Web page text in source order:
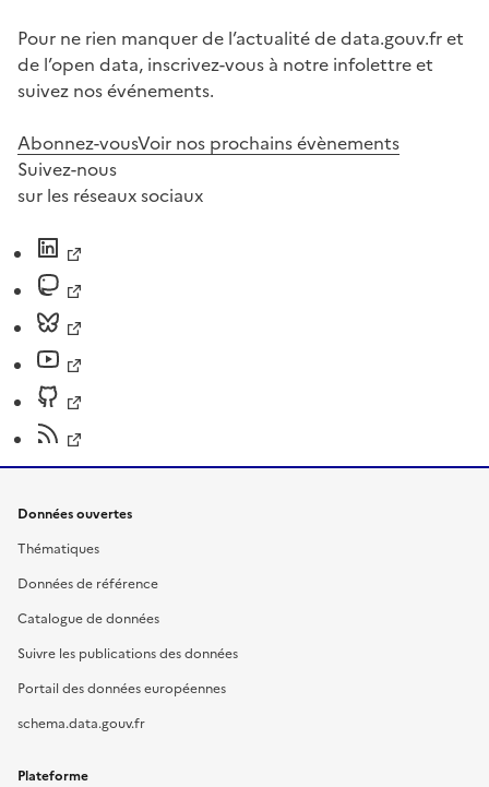
Pour ne rien manquer de l’actualité de data.gouv.fr et
de l’open data, inscrivez-vous à notre infolettre et
suivez nos événements.
Abonnez-vousVoir nos prochains évènements
Suivez-nous
sur les réseaux sociaux
Données ouvertes
Thématiques
Données de référence
Catalogue de données
Suivre les publications des données
Portail des données européennes
schema.data.gouv.fr
Plateforme